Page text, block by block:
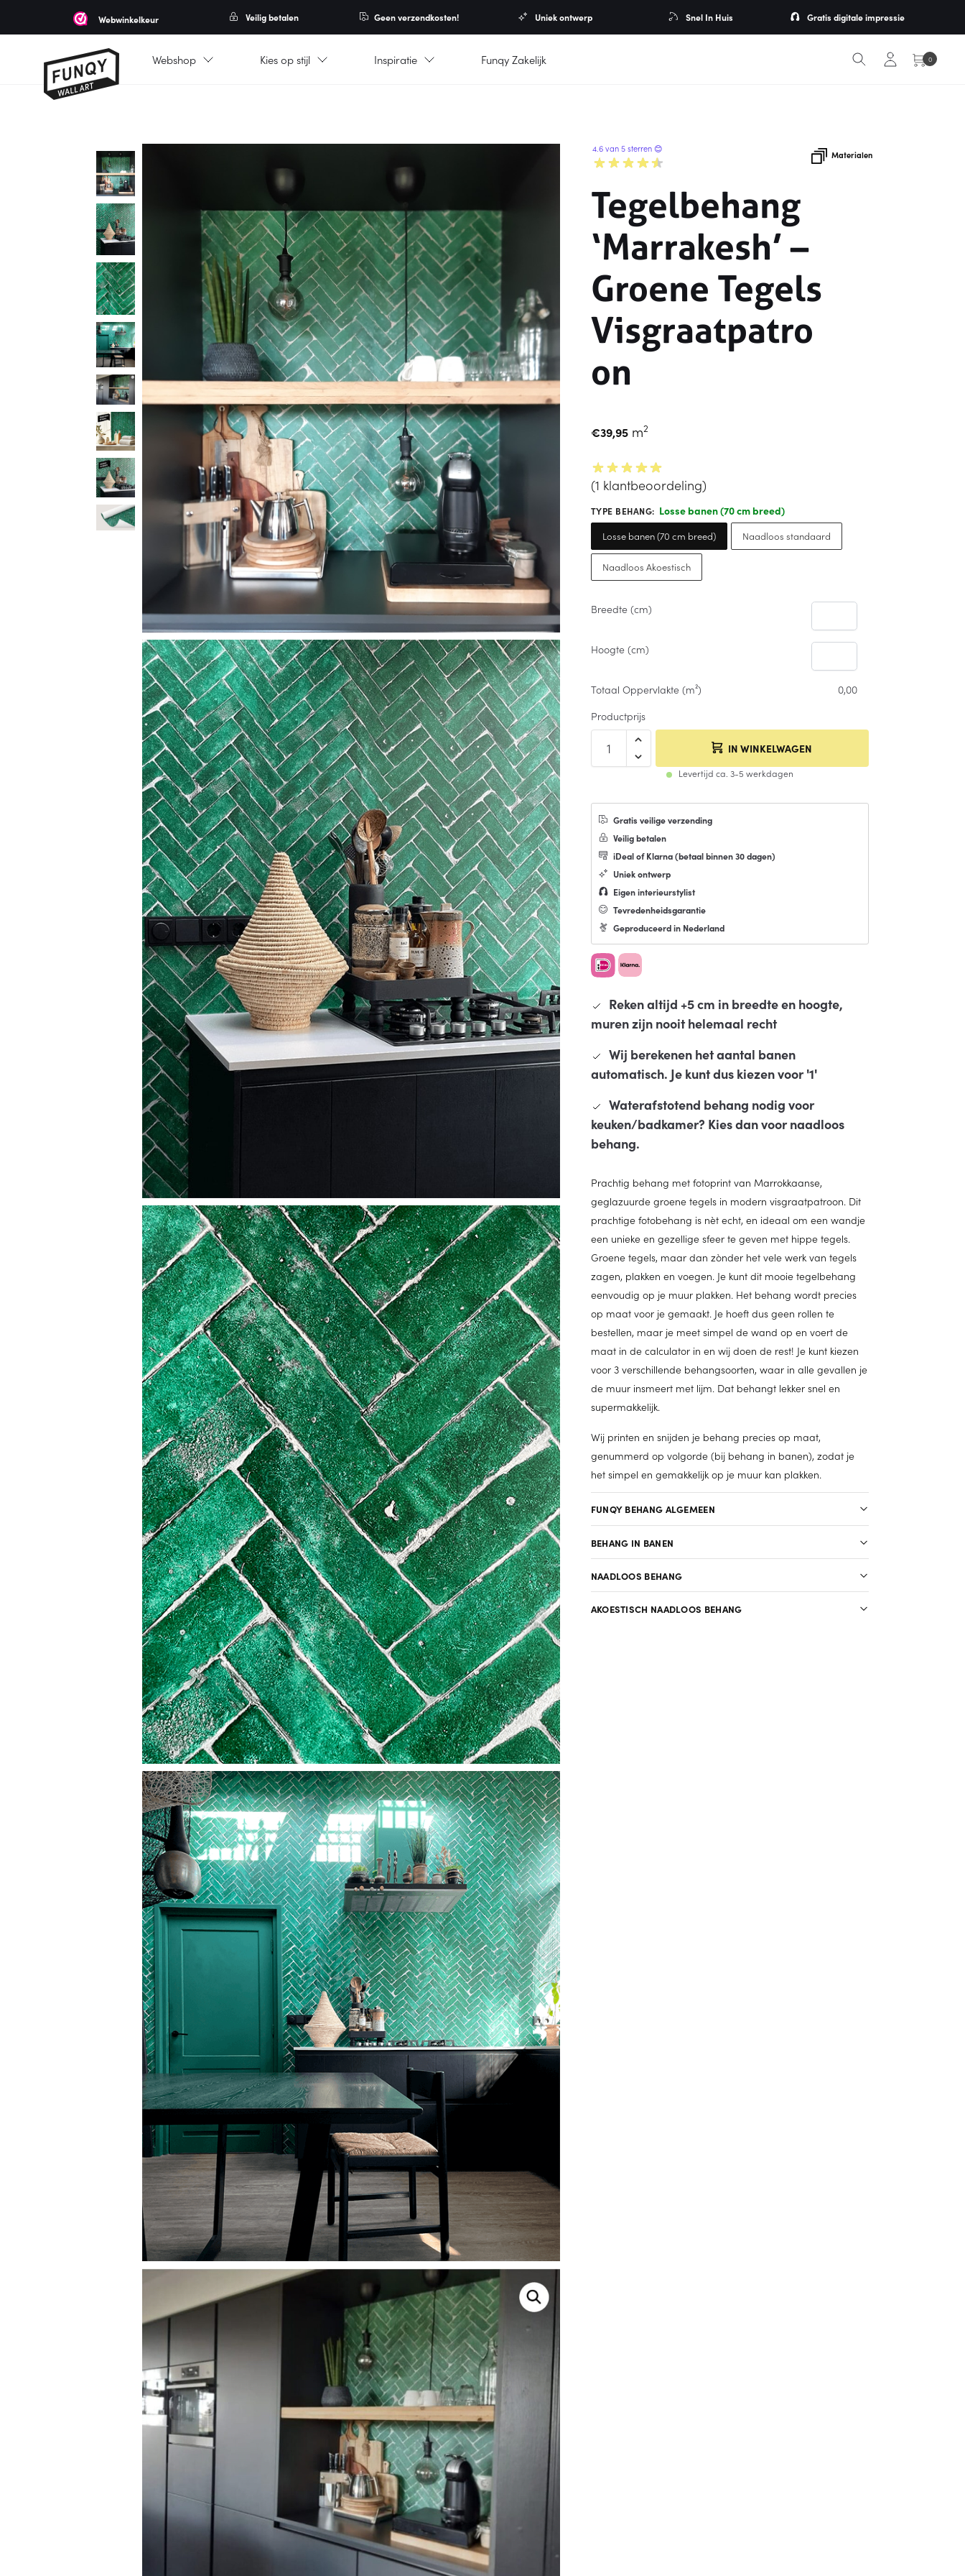
Webwinkelkeur Veilig betalen Geen verzendkosten! Uniek ontwerp Snel In Huis Gratis digitale impressie
Webshop Kies op stijl Inspiratie Funqy Zakelijk 0
4.6 van 5 sterren 😊
Tegelbehang
‘Marrakesh’ –
Groene Tegels
Visgraatpatro
on
€39,95m2
(1 klantbeoordeling)
TYPE BEHANG: Losse banen (70 cm breed)
Losse banen (70 cm breed) Naadloos standaard
Naadloos Akoestisch
Breedte (cm)
Hoogte (cm)
Totaal Oppervlakte (m²)
0,00
Productprijs
IN WINKELWAGEN
Levertijd ca. 3-5 werkdagen
Gratis veilige verzending
Veilig betalen
iDeal of Klarna (betaal binnen 30 dagen)
Uniek ontwerp
Eigen interieurstylist
Tevredenheidsgarantie
Geproduceerd in Nederland
Reken altijd +5 cm in breedte en hoogte,
muren zijn nooit helemaal recht
Wij berekenen het aantal banen
automatisch. Je kunt dus kiezen voor '1'
Waterafstotend behang nodig voor
keuken/badkamer? Kies dan voor naadloos
behang.
Prachtig behang met fotoprint van Marrokkaanse,
geglazuurde groene tegels in modern visgraatpatroon. Dit
prachtige fotobehang is nèt echt, en ideaal om een wandje
een unieke en gezellige sfeer te geven met hippe tegels.
Groene tegels, maar dan zònder het vele werk van tegels
zagen, plakken en voegen. Je kunt dit mooie tegelbehang
eenvoudig op je muur plakken. Het behang wordt precies
op maat voor je gemaakt. Je hoeft dus geen rollen te
bestellen, maar je meet simpel de wand op en voert de
maat in de calculator in en wij doen de rest! Je kunt kiezen
voor 3 verschillende behangsoorten, waar in alle gevallen je
de muur insmeert met lijm. Dat behangt lekker snel en
supermakkelijk.
Wij printen en snijden je behang precies op maat,
genummerd op volgorde (bij behang in banen), zodat je
het simpel en gemakkelijk op je muur kan plakken.
FUNQY BEHANG ALGEMEEN
BEHANG IN BANEN
NAADLOOS BEHANG
AKOESTISCH NAADLOOS BEHANG
Materialen